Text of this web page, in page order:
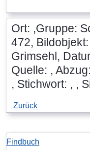
Ort: ,Gruppe:
472,
Grimsehl,
Quelle: ,
, Stichwort: , ,
Zurück
Findbuch